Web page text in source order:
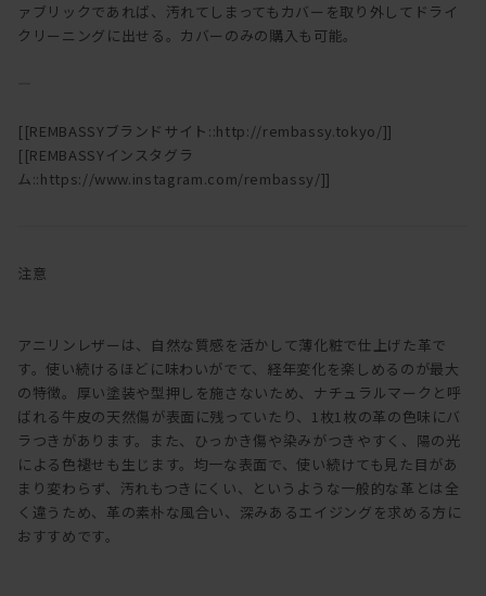
ァブリックであれば、汚れてしまってもカバーを取り外してドライ
クリーニングに出せる。カバーのみの購入も可能。
[[REMBASSYブランドサイト::http://rembassy.tokyo/]]
[[REMBASSYインスタグラ
ム::https://www.instagram.com/rembassy/]]
注意
アニリンレザーは、自然な質感を活かして薄化粧で仕上げた革で
す。使い続けるほどに味わいがでて、経年変化を楽しめるのが最大
の特徴。厚い塗装や型押しを施さないため、ナチュラルマークと呼
ばれる牛皮の天然傷が表面に残っていたり、1枚1枚の革の色味にバ
ラつきがあります。また、ひっかき傷や染みがつきやすく、陽の光
による色褪せも生じます。均一な表面で、使い続けても見た目があ
まり変わらず、汚れもつきにくい、というような一般的な革とは全
く違うため、革の素朴な風合い、深みあるエイジングを求める方に
おすすめです。